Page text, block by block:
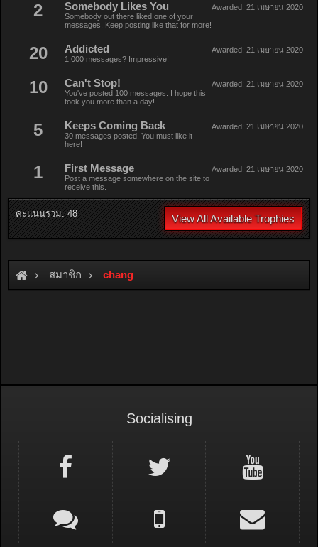
2 Awarded: 21 เมษายน 2020
Somebody Likes You
Somebody out there liked one of your
messages. Keep posting like that for more!
20 Awarded: 21 เมษายน 2020
Addicted
1,000 messages? Impressive!
10 Awarded: 21 เมษายน 2020
Can't Stop!
You've posted 100 messages. I hope this
took you more than a day!
5 Awarded: 21 เมษายน 2020
Keeps Coming Back
30 messages posted. You must like it
here!
1 Awarded: 21 เมษายน 2020
First Message
Post a message somewhere on the site to
receive this.
คะแนนรวม: 48 View All Available Trophies
สมาชิก chang
Socialising